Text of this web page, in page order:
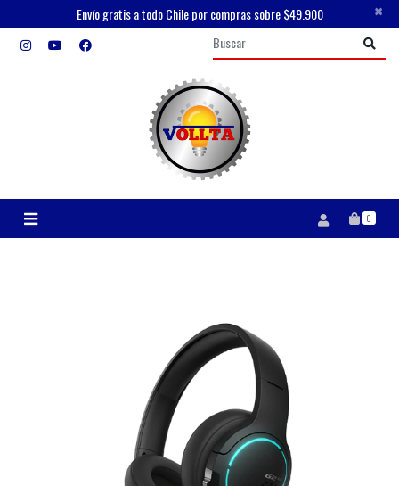
Envío gratis a todo Chile por compras sobre $49.900 ×
0